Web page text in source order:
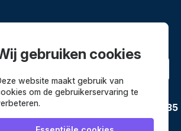
overeenkomst ontbinden
Bestekenpannen.nlbijWebwinkel
3635
reviews.
gebruiken cookies
website maakt gebruik van
om de gebruikerservaring te